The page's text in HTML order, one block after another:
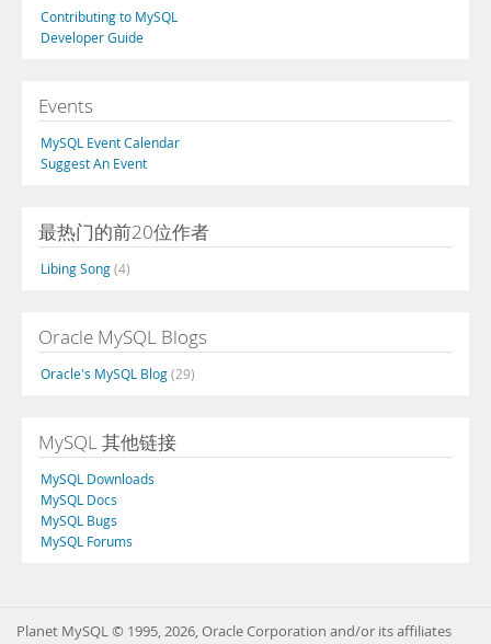
Contributing to MySQL
Developer Guide
Events
MySQL Event Calendar
Suggest An Event
最热门的前20位作者
Libing Song(4)
Oracle MySQL Blogs
Oracle's MySQL Blog(29)
MySQL 其他链接
MySQL Downloads
MySQL Docs
MySQL Bugs
MySQL Forums
Planet MySQL © 1995, 2026, Oracle Corporation and/or its affiliates